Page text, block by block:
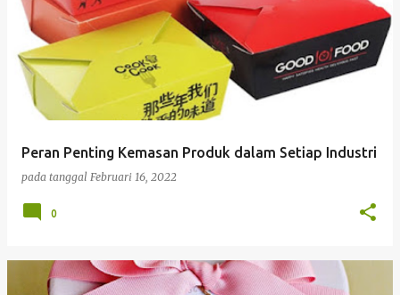
Peran Penting Kemasan Produk dalam Setiap Industri
pada tanggal Februari 16, 2022
0